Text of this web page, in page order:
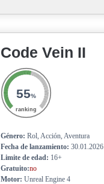
Code Vein II
55%
ranking
Género: Rol, Acción, Aventura
Fecha de lanzamiento: 30.01.2026
Limite de edad: 16+
Gratuito:no
Motor: Unreal Engine 4